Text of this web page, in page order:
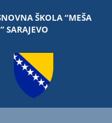
ŠKOLA “MEŠA
SARAJEVO